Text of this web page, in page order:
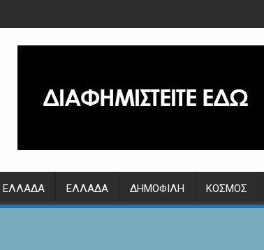
ΕΛΛΆΔΑ ΕΛΛΆΔΑ ΔΗΜΟΦΙΛΉ ΚΌΣΜΟΣ